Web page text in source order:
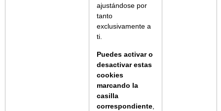
ajustándose por
tanto
exclusivamente a
ti.
Puedes activar o
desactivar estas
cookies
marcando la
casilla
correspondiente